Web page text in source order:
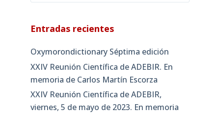
Entradas recientes
Oxymorondictionary Séptima edición
XXIV Reunión Científica de ADEBIR. En
memoria de Carlos Martín Escorza
XXIV Reunión Científica de ADEBIR,
viernes, 5 de mayo de 2023. En memoria